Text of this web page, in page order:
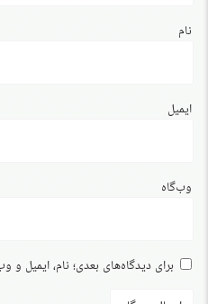
نام
ایمیل
وب‌گاه
برای دیدگاه‌های بعدی؛ نام، ایمیل و